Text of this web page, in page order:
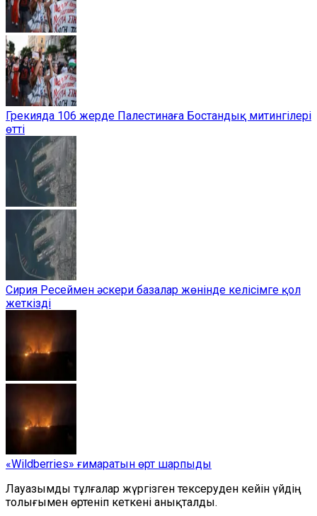
Грекияда 106 жерде Палестинаға Бостандық митингілері
өтті
Сирия Ресеймен әскери базалар жөнінде келісімге қол
жеткізді
«Wildberries» ғимаратын өрт шарпыды
Лауазымды тұлғалар жүргізген тексеруден кейін үйдің
толығымен өртеніп кеткені анықталды.